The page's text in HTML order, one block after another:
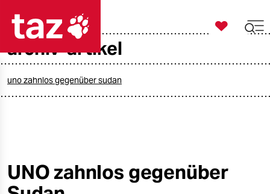
taz zahl ich
öko

taz zahl ich
archiv-artikel
uno zahnlos gegenüber sudan
UNO zahnlos gegenüber